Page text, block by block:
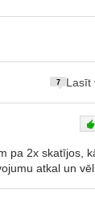
7 Lasīt
pa 2x skatījos,
atkal un